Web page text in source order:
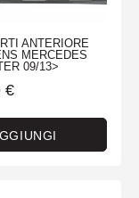
ANTERIORE
MERCEDES
09/13>
€